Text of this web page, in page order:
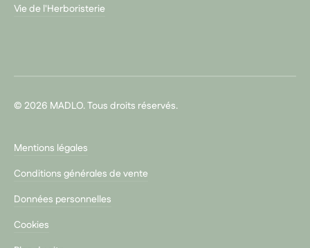
Vie de l'Herboristerie
© 2026 MADLO. Tous droits réservés.
Mentions légales
Conditions générales de vente
Données personnelles
Cookies